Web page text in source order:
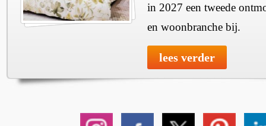
in 2027 een tweede
en woonbranche bij.
lees verder